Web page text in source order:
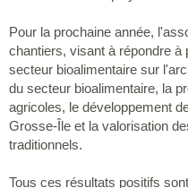
Pour la prochaine année,
chantiers, visant à répondre
secteur bioalimentaire sur
du secteur bioalimentaire, la
agricoles, le développement
Grosse-Île et la valorisation
traditionnels.
Tous ces résultats positifs